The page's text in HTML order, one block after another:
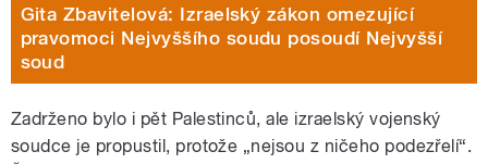
Gita Zbavitelová: Izraelský zákon omezující
pravomoci Nejvyššího soudu posoudí Nejvyšší
soud
Zadrženo bylo i pět Palestinců, ale izraelský vojenský
soudce je propustil, protože „nejsou z ničeho podezřelí“.